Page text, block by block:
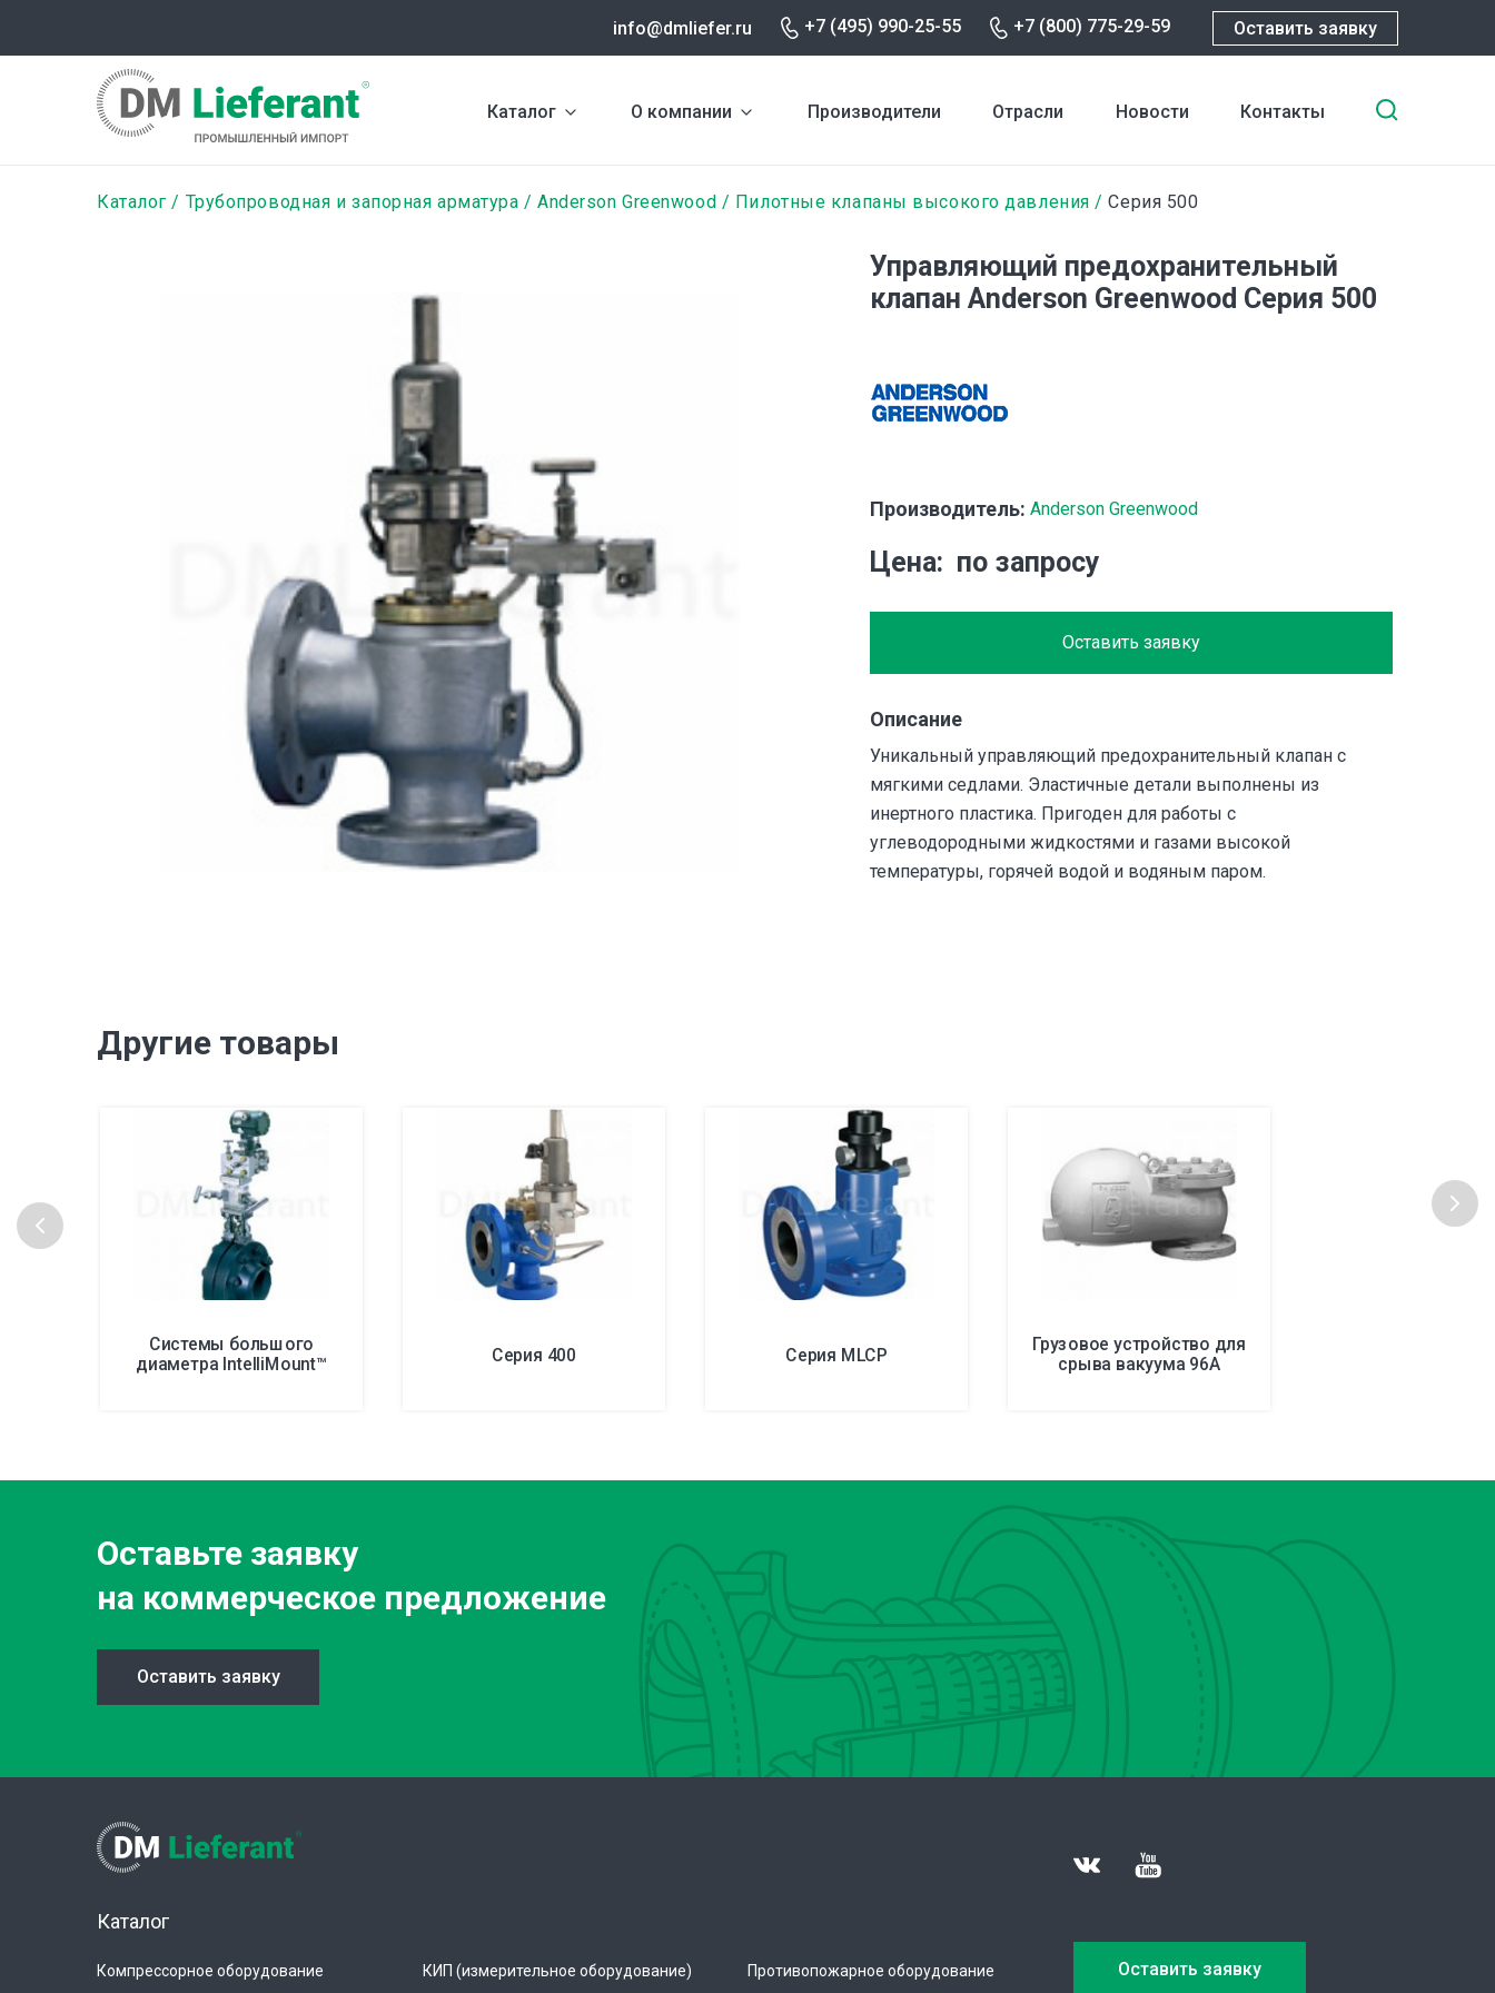
содержанию
info@dmliefer.ru +7 (495) 990-25-55 +7 (800) 775-29-59 Оставить заявку
Каталог О компании Производители Отрасли Новости Контакты
Строка
Каталог Трубопроводная и запорная арматура Anderson Greenwood Пилотные клапаны высокого давления Серия 500
Управляющий предохранительный
клапан Anderson Greenwood Серия 500
Производитель: Anderson Greenwood
Цена по запросу
Оставить заявку
Описание
Уникальный управляющий предохранительный клапан с
мягкими седлами. Эластичные детали выполнены из
инертного пластика. Пригоден для работы с
углеводородными жидкостями и газами высокой
температуры, горячей водой и водяным паром.
Другие товары
Системы большого
диаметра IntelliMount™ Серия 400 Серия MLCP Грузовое устройство для
срыва вакуума 96A
Оставьте заявку
на коммерческое предложение
Оставить заявку
Каталог
Компрессорное оборудование
КИП (измерительное оборудование)
Противопожарное оборудование
Оставить заявку